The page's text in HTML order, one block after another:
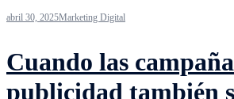
abril 30, 2025Marketing Digital
Cuando las
publicidad también